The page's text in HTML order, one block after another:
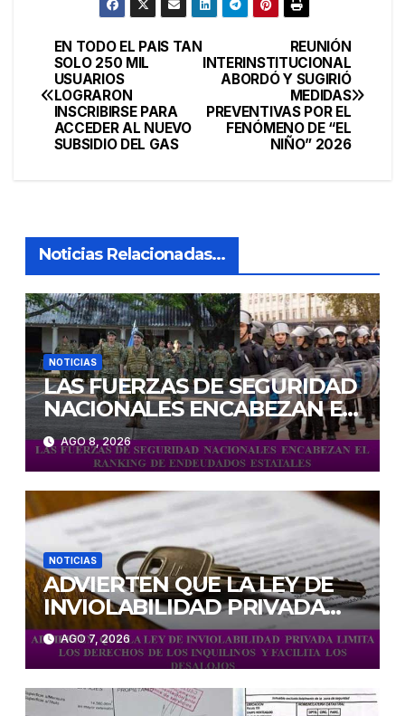
Navegación
de
entradas
REUNIÓN
INTERINSTITUCIONAL
ABORDÓ Y SUGIRIÓ
MEDIDAS
PREVENTIVAS POR EL
FENÓMENO DE “EL
NIÑO” 2026
EN TODO EL PAIS TAN
SOLO 250 MIL
USUARIOS
LOGRARON
INSCRIBIRSE PARA
ACCEDER AL NUEVO
SUBSIDIO DEL GAS
Noticias Relacionadas...
NOTICIAS
LAS FUERZAS DE SEGURIDAD
NACIONALES ENCABEZAN EL
RANKING DE ENDEUDADOS
ESTATALES
AGO 8, 2026
NOTICIAS
ADVIERTEN QUE LA LEY DE
INVIOLABILIDAD PRIVADA
LIMITA LOS DERECHOS DE
LOS INQUILINOS Y FACILITA
LOS DESALOJOS
AGO 7, 2026